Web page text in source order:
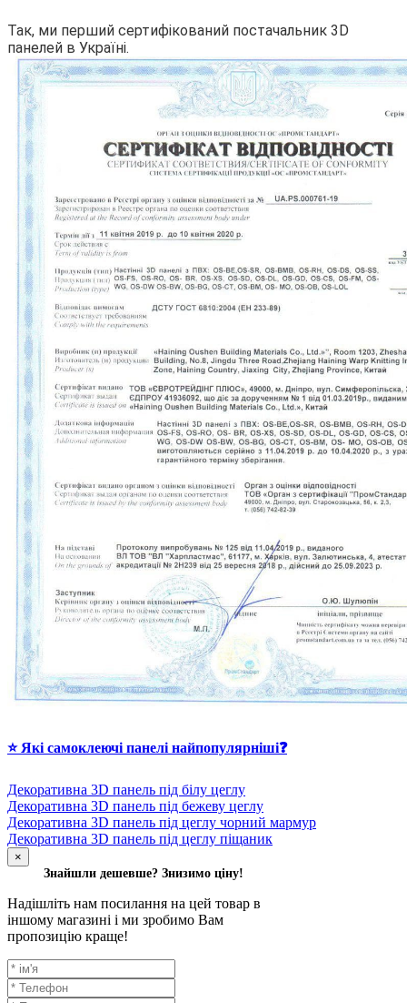
Так, ми перший сертифікований постачальник 3D
панелей в Україні.
⭐ Які самоклеючі панелі найпопулярніші❓
Декоративна 3D панель під білу цеглу
Декоративна 3D панель під бежеву цеглу
Декоративна 3D панель під цеглу чорний мармур
Декоративна 3D панель під цеглу піщаник
×
Знайшли дешевше? Знизимо ціну!
Надішліть нам посилання на цей товар в
іншому магазині і ми зробимо Вам
пропозицію краще!